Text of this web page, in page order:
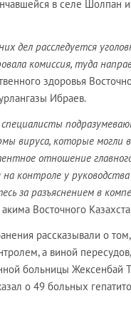
в селе Шолпан
дел расследуется
комиссия, туда
здоровья
Ибраев.
вируса, которые
отношение
контроле у
за разъяснением в
Восточного
рассказывали о
а виной
больницы Жексенбай
о 49 больных